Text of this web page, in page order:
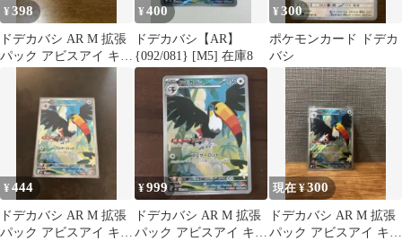
¥398
ドデカバシ AR M 拡張
パック アビスアイ キラ
¥400
ドデカバシ【AR】
{092/081} [M5] 在庫8
¥300
ポケモンカード ドデカ
バシ
¥444
ドデカバシ AR M 拡張
パック アビスアイ キラ
¥999
ドデカバシ AR M 拡張
パック アビスアイ キラ
現在 ¥300
ドデカバシ AR M 拡張
パック アビスアイ キラ